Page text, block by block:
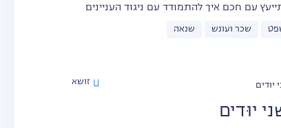
עם חכם איך להתמודד עם ניגוד העניינים
שכר ועונש שנאה
זושא
יוּדים